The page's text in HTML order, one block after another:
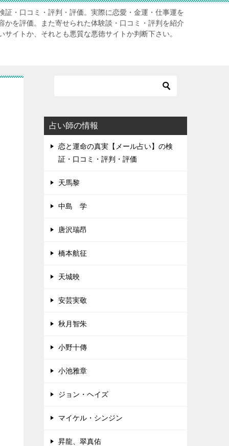
証・口コミ・評判・評価。実際に恋愛・金運・仕事運を
かを評価。また寄せられた体験談・口コミ・評判を紹介
イトか、それとも悪質な悪徳サイトか判断下さい。
占い師の情報
恋と運命の真実【メール占い】の検
証・口コミ・評判・評価
天馬黎
中島 学
唐沢瑞昂
橋本航征
天城映
安芸実敬
秋月智朱
小野十傳
小池雅章
ジョン・ヘイズ
マイケル・シンジン
昇龍、翠真佑